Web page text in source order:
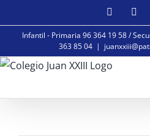
al
contenido
Facebook
Infantil - Primaria 96 364 19 58 /
363 85 04 |